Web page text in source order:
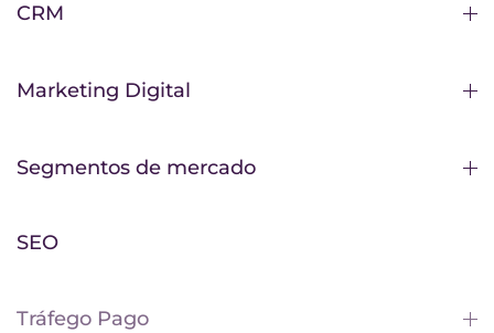
CRM
Marketing Digital
Segmentos de mercado
SEO
Tráfego Pago